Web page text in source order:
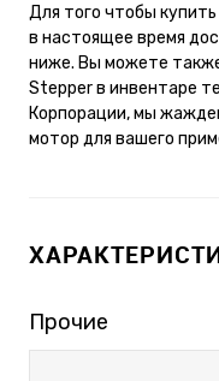
Для того чтобы
в настоящее время
ниже. Вы можете
Stepper в инвентаре
Корпорации, мы
мотор для вашего
Прочие